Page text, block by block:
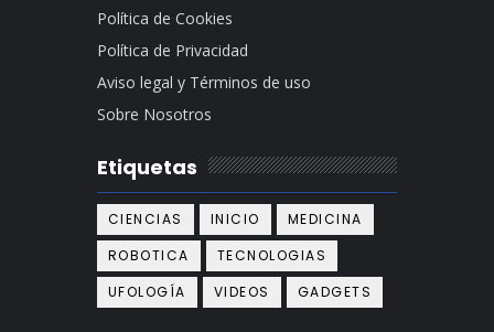
Política de Cookies
Política de Privacidad
Aviso legal y Términos de uso
Sobre Nosotros
Etiquetas
CIENCIAS INICIO
MEDICINA
ROBOTICA
TECNOLOGIAS
UFOLOGÍA
VIDEOS GADGETS